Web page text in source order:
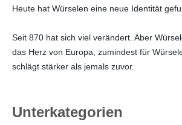
Heute hat Würselen eine neue Identität
Seit 870 hat sich viel verändert. Aber
das Herz von Europa, zumindest für
schlägt stärker als jemals zuvor.
Unterkategorien